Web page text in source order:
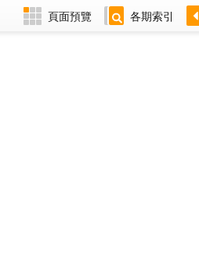
頁面預覽 各期索引